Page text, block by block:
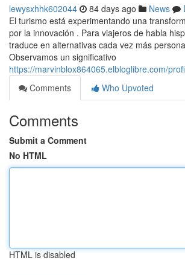
lewysxhhk602044 84 days ago News
El turismo está experimentando una
por la innovación . Para viajeros de habla
traduce en alternativas cada vez más
Observamos un significativo
https://marvinblox864065.elbloglibre.com/
Comments
Who Upvoted
Comments
Submit a Comment
No HTML
HTML is disabled